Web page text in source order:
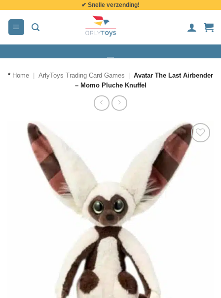
inhoud
✔ Snelle verzending!
* Home ArlyToys Trading Card Games
Avatar The Last Airbender
– Momo Pluche Knuffel